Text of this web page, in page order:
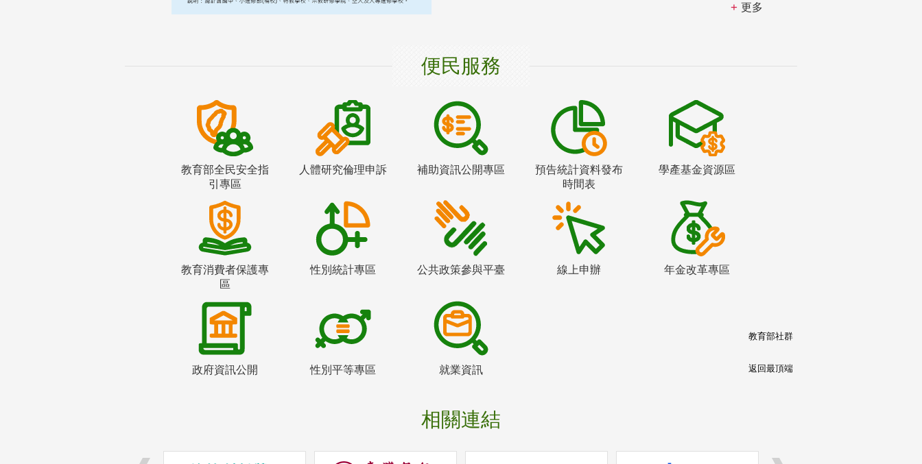
更多
便民服務
教育部全民安全指
引專區
人體研究倫理申訴 補助資訊公開專區
預告統計資料發布
時間表
學產基金資源區
教育消費者保護專
區
性別統計專區 公共政策參與平臺 線上申辦 年金改革專區
政府資訊公開 性別平等專區 就業資訊
相關連結
教育部社群
返回最頂端